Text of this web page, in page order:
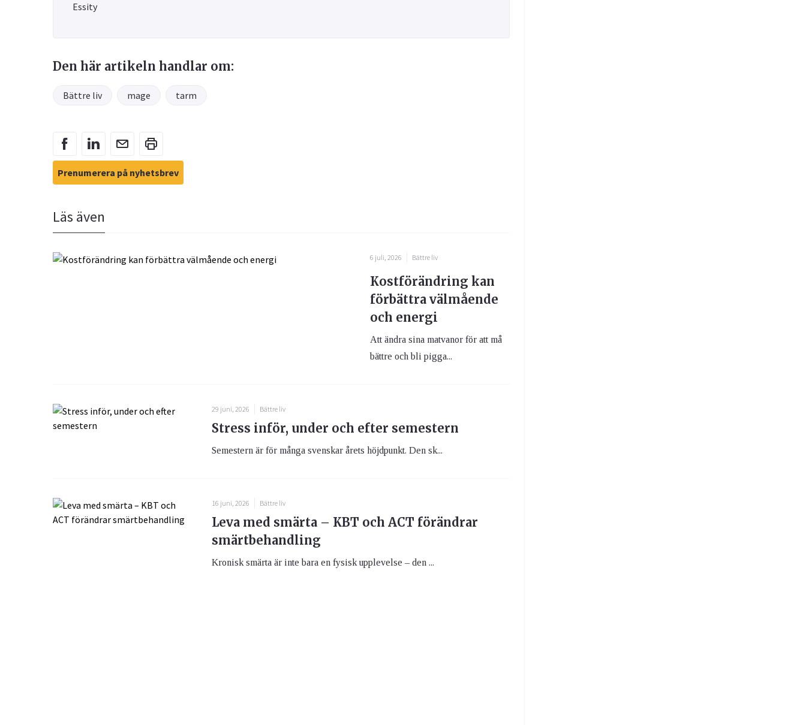
Essity
Den här artikeln handlar om:
Bättre liv mage tarm
Prenumerera på nyhetsbrev
Läs även
6 juli, 2026 Bättre liv
Kostförändring kan
förbättra välmående
och energi
Att ändra sina matvanor för att må
bättre och bli pigga...
29 juni, 2026 Bättre liv
Stress inför, under och efter semestern
Semestern är för många svenskar årets höjdpunkt. Den sk...
16 juni, 2026 Bättre liv
Leva med smärta – KBT och ACT förändrar
smärtbehandling
Kronisk smärta är inte bara en fysisk upplevelse – den ...